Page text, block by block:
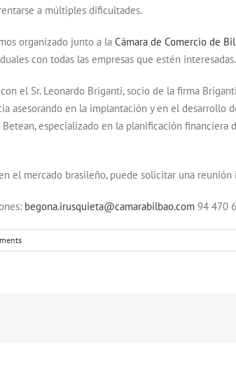
a múltiples dificultades.
organizado junto a la Cámara de Comercio de
con todas las empresas que estén interesadas.
el Sr. Leonardo Briganti, socio de la firma
asesorando en la implantación y en el desarrollo
especializado en la planificación financiera
el mercado brasileño, puede solicitar una
begona.irusquieta@camarabilbao.com 94 470